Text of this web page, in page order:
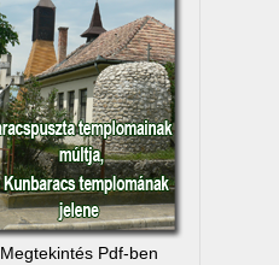
Megtekintés Pdf-ben